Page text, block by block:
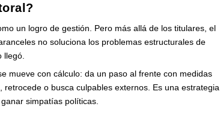
un logro de gestión. Pero más allá de los titulares, el
no soluciona los problemas estructurales de
llegó.
mueve con cálculo: da un paso al frente con medidas
o busca culpables externos. Es una estrategia
simpatías políticas.